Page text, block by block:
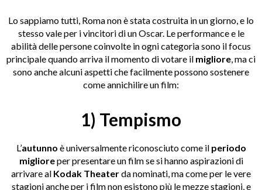
Lo sappiamo tutti, Roma non è stata costruita in un giorno, e lo
stesso vale per i vincitori di un Oscar. Le performance e le
abilità delle persone coinvolte in ogni categoria sono il focus
principale quando arriva il momento di votare il migliore, ma ci
sono anche alcuni aspetti che facilmente possono sostenere
come annichilire un film:
1) Tempismo
L’autunno è universalmente riconosciuto come il periodo
miglioreper presentare un film se si hanno aspirazioni di
arrivare al Kodak Theaterda nominati, ma come per le vere
stagioni anche per i film non esistono più le mezze stagioni, e